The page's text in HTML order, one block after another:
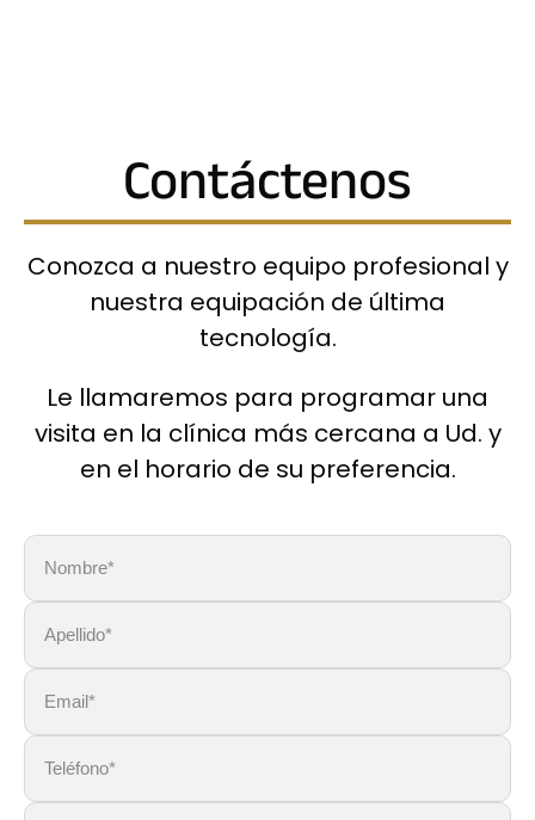
Contáctenos
Conozca a nuestro equipo profesional y
nuestra equipación de última
tecnología.
Le llamaremos para programar una
visita en la clínica más cercana a Ud. y
en el horario de su preferencia.